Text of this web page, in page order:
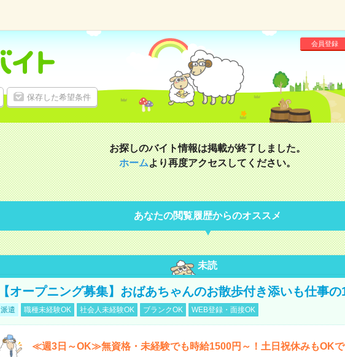
保存した希望条件
会員登録
お探しのバイト情報は掲載が終了しました。
ホームより再度アクセスしてください。
あなたの閲覧履歴からのオススメ
未読
【オープニング募集】おばあちゃんのお散歩付き添いも仕事の
派遣 職種未経験OK 社会人未経験OK ブランクOK WEB登録・面接OK
≪週3日～OK≫無資格・未経験でも時給1500円～！土日祝休みもOK